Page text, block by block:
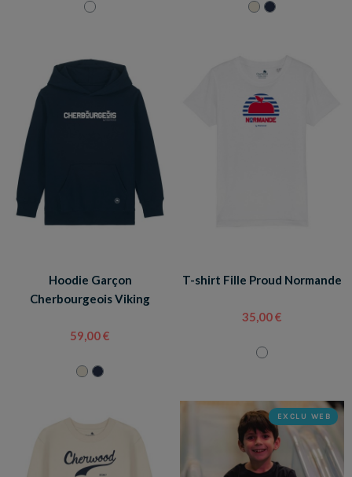
Hoodie Garçon
Cherbourgeois Viking
59,00 €
T-shirt Fille Proud Normande
35,00 €
EXCLU WEB